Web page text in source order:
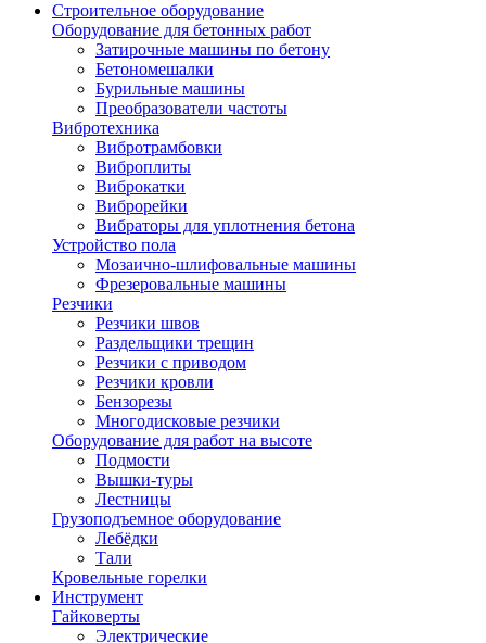
Строительное оборудование
Оборудование для бетонных работ
Затирочные машины по бетону
Бетономешалки
Бурильные машины
Преобразователи частоты
Вибротехника
Вибротрамбовки
Виброплиты
Виброкатки
Виброрейки
Вибраторы для уплотнения бетона
Устройство пола
Мозаично-шлифовальные машины
Фрезеровальные машины
Резчики
Резчики швов
Раздельщики трещин
Резчики с приводом
Резчики кровли
Бензорезы
Многодисковые резчики
Оборудование для работ на высоте
Подмости
Вышки-туры
Лестницы
Грузоподъемное оборудование
Лебёдки
Тали
Кровельные горелки
Инструмент
Гайковерты
Электрические